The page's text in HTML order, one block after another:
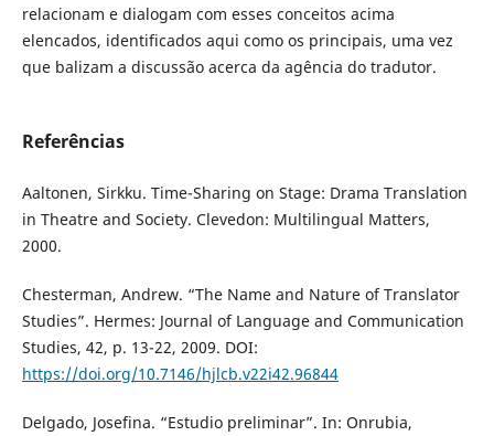
relacionam e dialogam com esses conceitos acima
elencados, identificados aqui como os principais, uma vez
que balizam a discussão acerca da agência do tradutor.
Referências
Aaltonen, Sirkku. Time-Sharing on Stage: Drama Translation
in Theatre and Society. Clevedon: Multilingual Matters,
2000.
Chesterman, Andrew. “The Name and Nature of Translator
Studies”. Hermes: Journal of Language and Communication
Studies, 42, p. 13-22, 2009. DOI:
https://doi.org/10.7146/hjlcb.v22i42.96844
Delgado, Josefina. “Estudio preliminar”. In: Onrubia,